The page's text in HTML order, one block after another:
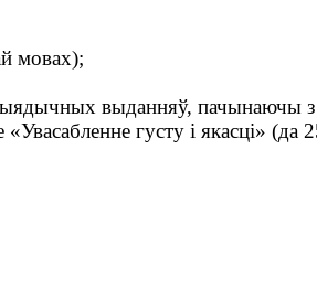
мовах);
выданняў, пачынаючы з
густу і якасці»